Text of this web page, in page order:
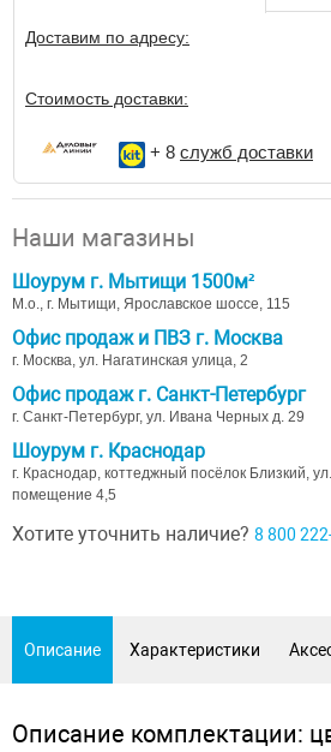
Доставим по адресу:
Стоимость доставки:
+ 8 служб доставки
Наши магазины
Шоурум г. Мытищи 1500м²
М.о., г. Мытищи, Ярославское шоссе, 115
Офис продаж и ПВЗ г. Москва
г. Москва, ул. Нагатинская улица, 2
Офис продаж г. Санкт-Петербург
г. Санкт-Петербург, ул. Ивана Черных д. 29
Шоурум г. Краснодар
г. Краснодар, коттеджный посёлок Близкий,
помещение 4,5
Хотите уточнить наличие? 8 800
Описание Характеристики
Описание комплектации: